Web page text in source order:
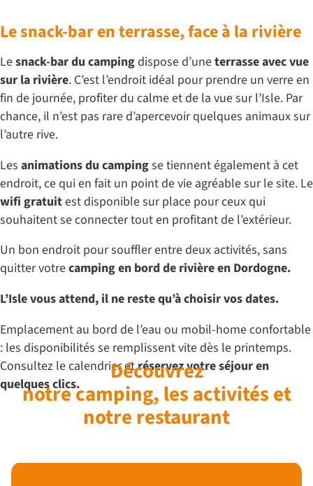
Le snack-bar en terrasse, face à la rivière
Lesnack-bar du campingdispose d’uneterrasse avec vue
sur la rivière. C’est l’endroit idéal pour prendre un verre en
fin de journée, profiter du calme et de la vue sur l’Isle. Par
chance, il n’est pas rare d’apercevoir quelques animaux sur
l’autre rive.
Les animations du campingse tiennent également à cet
endroit, ce qui en fait un point de vie agréable sur le site. Le
wifi gratuitest disponible sur place pour ceux qui
souhaitent se connecter tout en profitant de l’extérieur.
Un bon endroit pour souffler entre deux activités, sans
quitter votrecamping en bord de rivière en Dordogne.
L’Isle vous attend, il ne reste qu’à choisir vos dates.
Emplacement au bord de l’eau ou mobil-home confortable
: les disponibilités se remplissent vite dès le printemps.
Consultez le calendrier etréservez votre séjour en
quelques clics.
Découvrez
notre camping, les activités et
notre restaurant